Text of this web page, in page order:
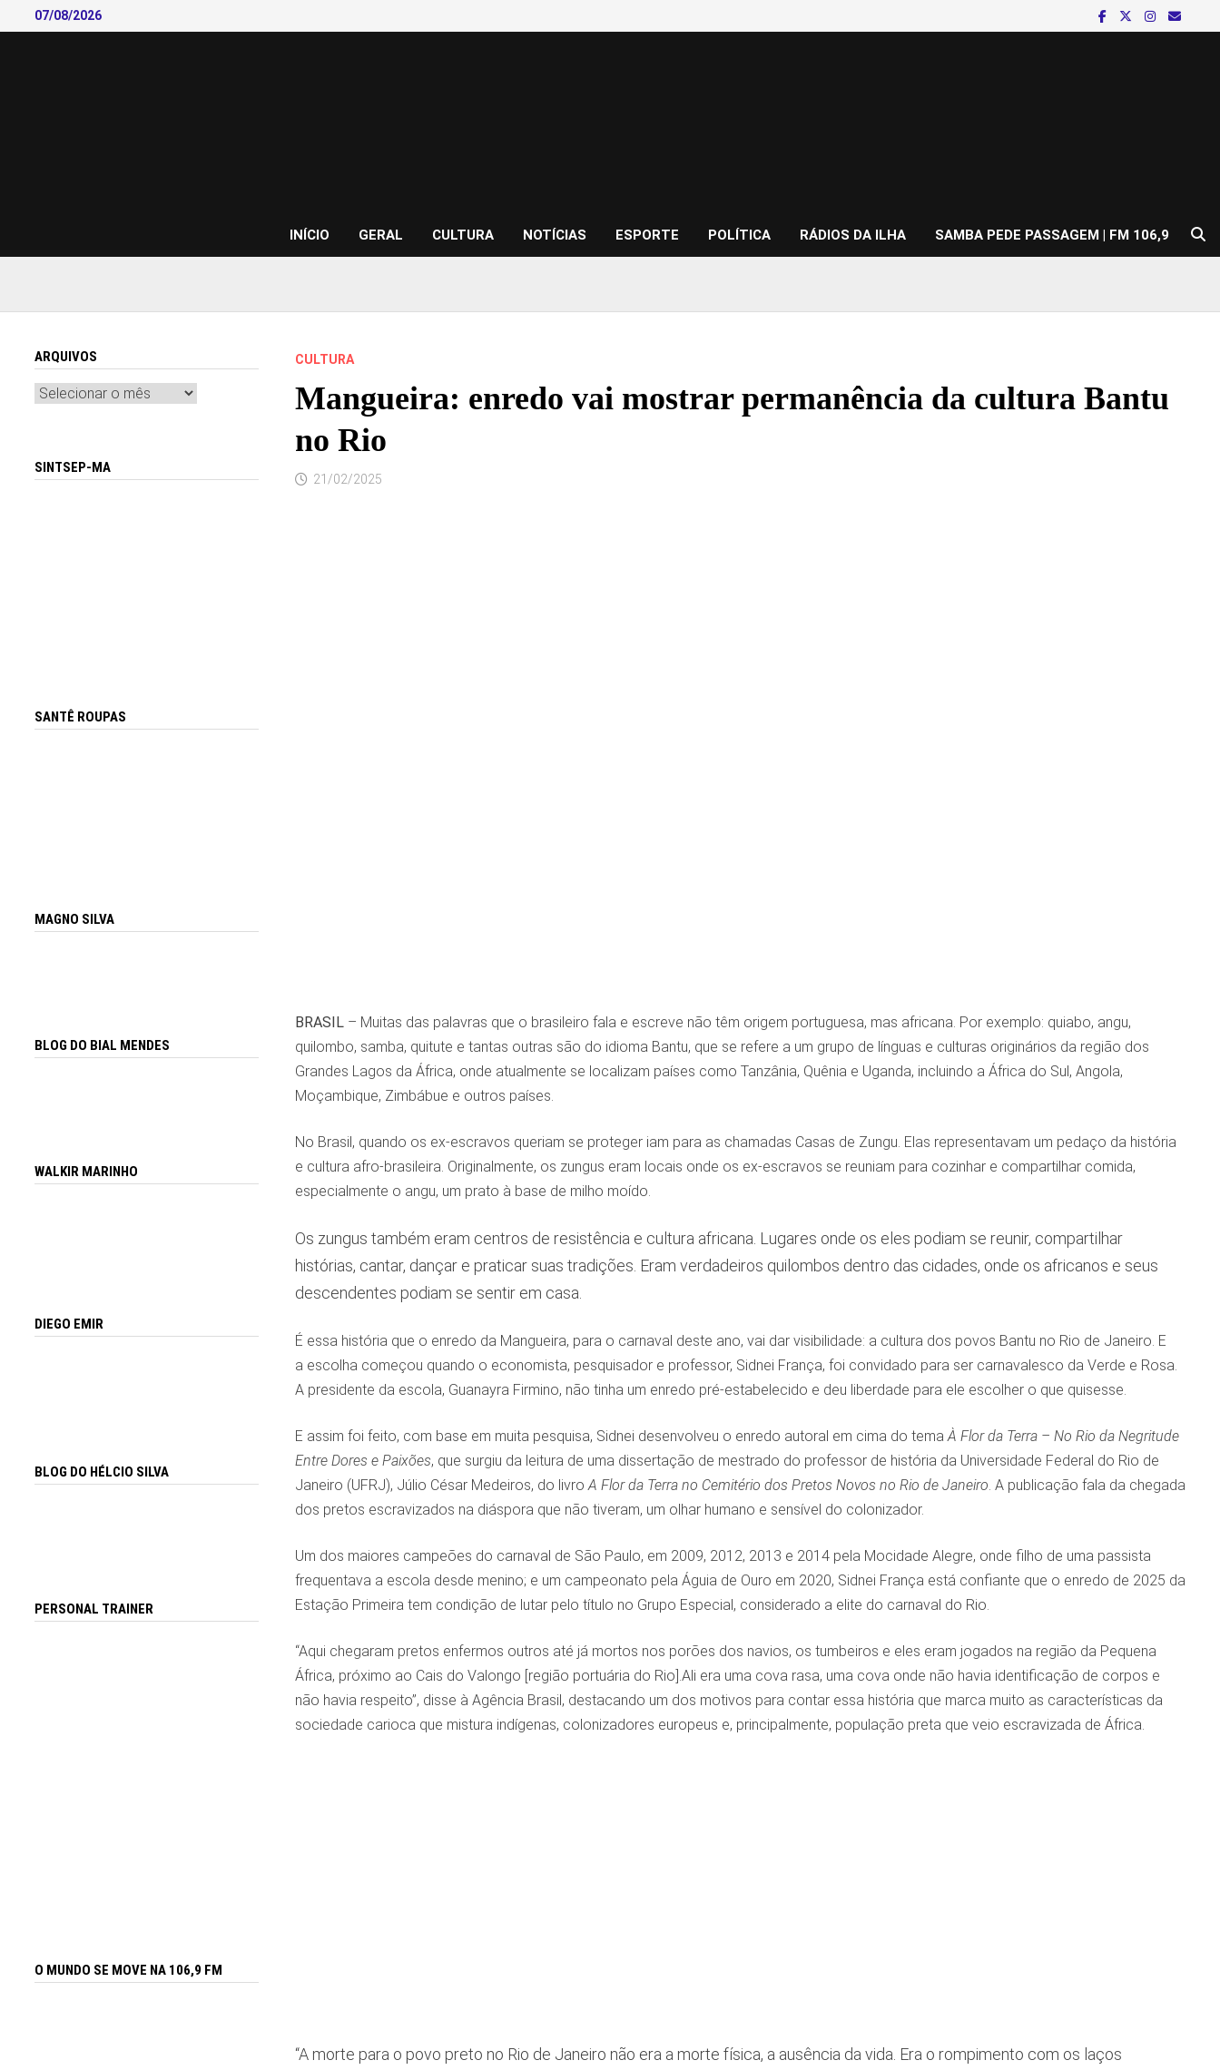
to
07/08/2026
INÍCIO GERAL CULTURA NOTÍCIAS ESPORTE POLÍTICA RÁDIOS DA ILHA SAMBA PEDE PASSAGEM | FM 106,9
CULTURA
Mangueira: enredo vai mostrar permanência da cultura Bantu
no Rio
21/02/2025
BRASIL– Muitas das palavras que o brasileiro fala e escreve não têm origem portuguesa, mas africana. Por exemplo: quiabo, angu,
quilombo, samba, quitute e tantas outras são do idioma Bantu, que se refere a um grupo de línguas e culturas originários da região dos
Grandes Lagos da África, onde atualmente se localizam países como Tanzânia, Quênia e Uganda, incluindo a África do Sul, Angola,
Moçambique, Zimbábue e outros países.
No Brasil, quando os ex-escravos queriam se proteger iam para as chamadas Casas de Zungu. Elas representavam um pedaço da história
e cultura afro-brasileira. Originalmente, os zungus eram locais onde os ex-escravos se reuniam para cozinhar e compartilhar comida,
especialmente o angu, um prato à base de milho moído.
Os zungus também eram centros de resistência e cultura africana. Lugares onde os eles podiam se reunir, compartilhar
histórias, cantar, dançar e praticar suas tradições. Eram verdadeiros quilombos dentro das cidades, onde os africanos e seus
descendentes podiam se sentir em casa.
É essa história que o enredo da Mangueira, para o carnaval deste ano, vai dar visibilidade: a cultura dos povos Bantu no Rio de Janeiro. E
a escolha começou quando o economista, pesquisador e professor, Sidnei França, foi convidado para ser carnavalesco da Verde e Rosa.
A presidente da escola, Guanayra Firmino, não tinha um enredo pré-estabelecido e deu liberdade para ele escolher o que quisesse.
E assim foi feito, com base em muita pesquisa, Sidnei desenvolveu o enredo autoral em cima do temaÀ Flor da Terra – No Rio da Negritude
Entre Dores e Paixões, que surgiu da leitura de uma dissertação de mestrado do professor de história da Universidade Federal do Rio de
Janeiro (UFRJ), Júlio César Medeiros, do livroA Flor da Terra no Cemitério dos Pretos Novos no Rio de Janeiro. A publicação fala da chegada
dos pretos escravizados na diáspora que não tiveram, um olhar humano e sensível do colonizador.
Um dos maiores campeões do carnaval de São Paulo, em 2009, 2012, 2013 e 2014 pela Mocidade Alegre, onde filho de uma passista
frequentava a escola desde menino; e um campeonato pela Águia de Ouro em 2020, Sidnei França está confiante que o enredo de 2025 da
Estação Primeira tem condição de lutar pelo título no Grupo Especial, considerado a elite do carnaval do Rio.
“Aqui chegaram pretos enfermos outros até já mortos nos porões dos navios, os tumbeiros e eles eram jogados na região da Pequena
África, próximo ao Cais do Valongo [região portuária do Rio].Ali era uma cova rasa, uma cova onde não havia identificação de corpos e
não havia respeito”, disse à Agência Brasil, destacando um dos motivos para contar essa história que marca muito as características da
sociedade carioca que mistura indígenas, colonizadores europeus e, principalmente, população preta que veio escravizada de África.
“A morte para o povo preto no Rio de Janeiro não era a morte física, a ausência da vida. Era o rompimento com os laços
ARQUIVOS
Arquivos
SINTSEP-MA
SANTÊ ROUPAS
MAGNO SILVA
BLOG DO BIAL MENDES
WALKIR MARINHO
DIEGO EMIR
BLOG DO HÉLCIO SILVA
PERSONAL TRAINER
O MUNDO SE MOVE NA 106,9 FM